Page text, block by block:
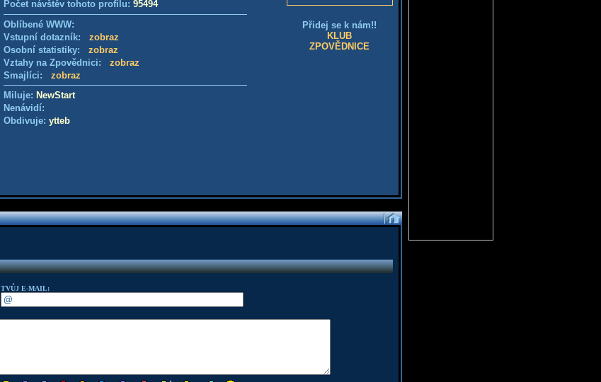
Počet návštěv tohoto profilu: 95494
Oblíbené WWW:
Vstupní dotazník: zobraz
Osobní statistiky: zobraz
Vztahy na Zpovědnici: zobraz
Smajlíci: zobraz
Miluje: NewStart
Nenávidí:
Obdivuje: ytteb
Přidej se k nám!!
KLUB
ZPOVĚDNICE
TVŮJ E-MAIL: